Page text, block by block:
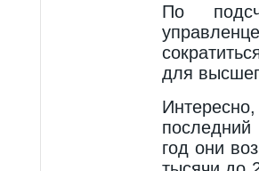
По
для
год они